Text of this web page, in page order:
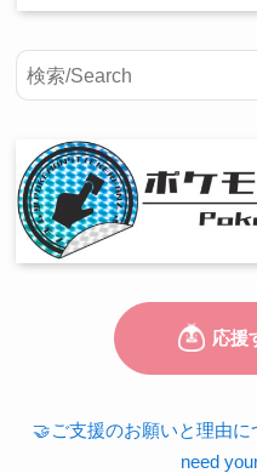
🤝ご支援のお願いと理由
need